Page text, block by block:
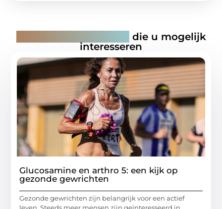
die u mogelijk
interesseren
Glucosamine en arthro 5: een kijk op
gezonde gewrichten
Gezonde gewrichten zijn belangrijk voor een actief